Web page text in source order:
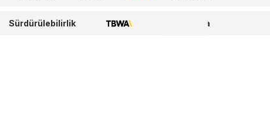
Sürdürülebilirlik TBWA WPP Media